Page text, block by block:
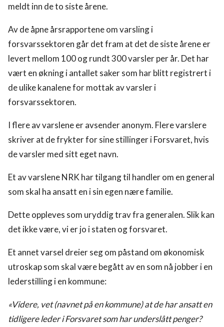
meldt inn de to siste årene.
Av de åpne årsrapportene om varsling i
forsvarssektoren går det fram at det de siste årene er
levert mellom 100 og rundt 300 varsler per år. Det har
vært en økning i antallet saker som har blitt registrert i
de ulike kanalene for mottak av varsler i
forsvarssektoren.
I flere av varslene er avsender anonym. Flere varslere
skriver at de frykter for sine stillinger i Forsvaret, hvis
de varsler med sitt eget navn.
Et av varslene NRK har tilgang til handler om en general
som skal ha ansatt en i sin egen nære familie.
Dette oppleves som uryddig trav fra generalen. Slik kan
det ikke være, vi er jo i staten og forsvaret.
Et annet varsel dreier seg om påstand om økonomisk
utroskap som skal være begått av en som nå jobber i en
lederstilling i en kommune:
«Videre, vet (navnet på en kommune) at de har ansatt en
tidligere leder i Forsvaret som har underslått penger?